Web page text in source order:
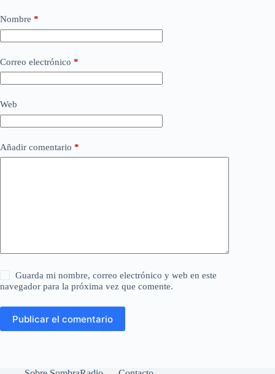
Nombre *
Correo electrónico *
Web
Añadir comentario *
Guarda mi nombre, correo electrónico y web en este
navegador para la próxima vez que comente.
Publicar el comentario